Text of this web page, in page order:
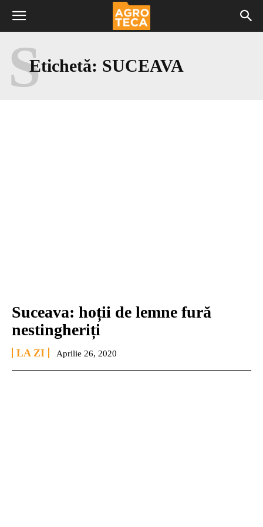
Etichetă: SUCEAVA
S
Suceava: hoții de lemne fură
nestingheriți
LA ZI Aprilie 26, 2020